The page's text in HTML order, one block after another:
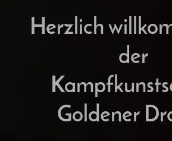
Herzlich
der
Goldener